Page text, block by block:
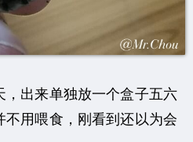
出来单独放一个盒子五六
用喂食，刚看到还以为会